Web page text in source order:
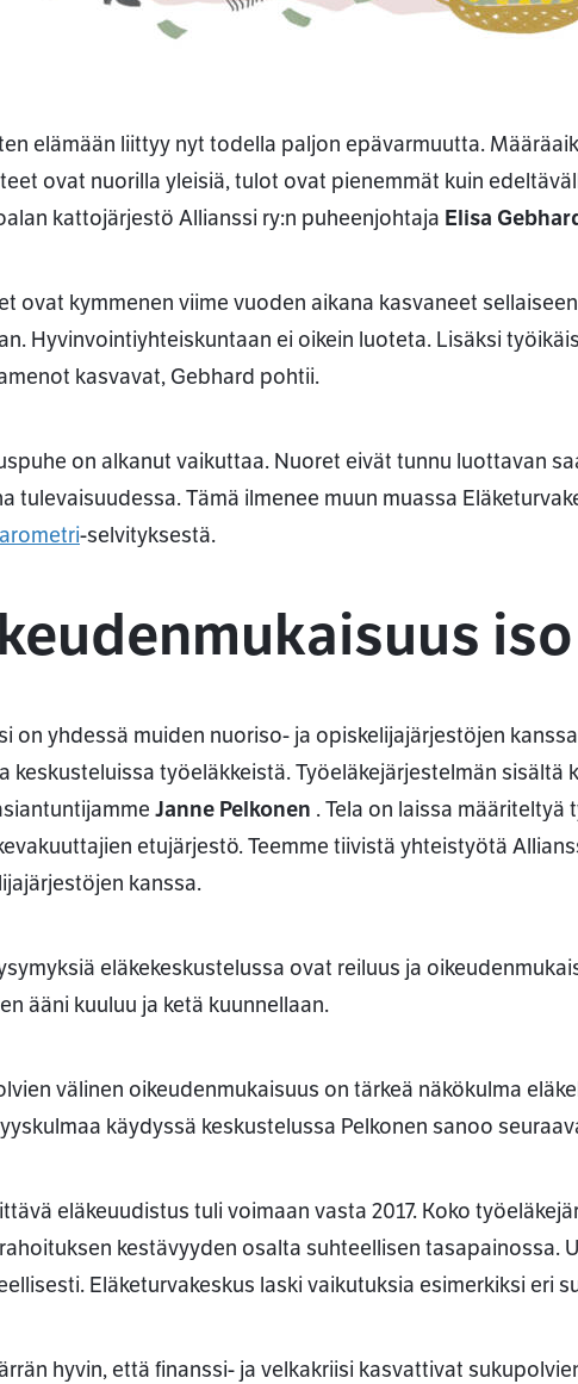
elämään liittyy nyt todella paljon epävarmuutta.
ovat nuorilla yleisiä, tulot ovat pienemmät kuin
kattojärjestö Allianssi ry:n puheenjohtaja Elisa
ovat kymmenen viime vuoden aikana kasvaneet
Hyvinvointiyhteiskuntaan ei oikein luoteta. Lisäksi
kasvavat, Gebhard pohtii.
on alkanut vaikuttaa. Nuoret eivät tunnu luottavan
tulevaisuudessa. Tämä ilmenee muun muassa
-selvityksestä.
on yhdessä muiden nuoriso- ja opiskelijajärjestöjen
keskusteluissa työeläkkeistä. Työeläkejärjestelmän sisältä
Janne Pelkonen . Tela on laissa
etujärjestö. Teemme tiivistä yhteistyötä
kanssa.
eläkekeskustelussa ovat reiluus ja
ääni kuuluu ja ketä kuunnellaan.
välinen oikeudenmukaisuus on tärkeä näkökulma
käydyssä keskustelussa Pelkonen sanoo
eläkeuudistus tuli voimaan vasta 2017. Koko
kestävyyden osalta suhteellisen tasapainossa.
Eläketurvakeskus laski vaikutuksia esimerkiksi eri
hyvin, että finanssi- ja velkakriisi kasvattivat